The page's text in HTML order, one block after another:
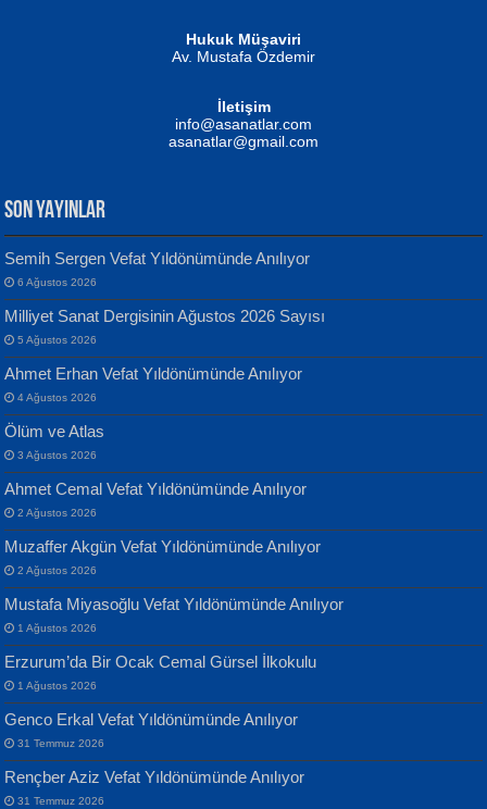
MUSTAFA KELOĞLU
Yarına İz Bırakmak...
ATİLLA ÖZEN
Sultan Olmadan Önce Eyüp...
EKREM KARABABA
Yılmaz Ekinci
Geceye Söylenen...
Banu Sancak
Defterimden İçeri...
İsmail Aydos
İnkisar...
Hukuk Müşaviri
Av. Mustafa Özdemir
İletişim
info@asanatlar.com
asanatlar@gmail.com
SON YAYINLAR
Semih Sergen Vefat Yıldönümünde Anılıyor
6 Ağustos 2026
Milliyet Sanat Dergisinin Ağustos 2026 Sayısı
5 Ağustos 2026
Ahmet Erhan Vefat Yıldönümünde Anılıyor
4 Ağustos 2026
Ölüm ve Atlas
3 Ağustos 2026
Ahmet Cemal Vefat Yıldönümünde Anılıyor
2 Ağustos 2026
Muzaffer Akgün Vefat Yıldönümünde Anılıyor
2 Ağustos 2026
Mustafa Miyasoğlu Vefat Yıldönümünde Anılıyor
1 Ağustos 2026
Erzurum’da Bir Ocak Cemal Gürsel İlkokulu
1 Ağustos 2026
Genco Erkal Vefat Yıldönümünde Anılıyor
31 Temmuz 2026
Rençber Aziz Vefat Yıldönümünde Anılıyor
31 Temmuz 2026